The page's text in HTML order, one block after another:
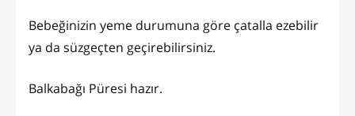
Bebeğinizin yeme durumuna göre çatalla ezebilir
ya da süzgeçten geçirebilirsiniz.
Balkabağı Püresi hazır.